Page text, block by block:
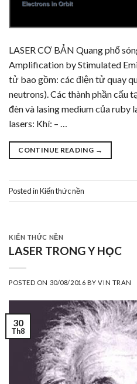
LASER CƠ BẢN Quang phổ
Amplification by Stimulated
tử bao gồm: các điện tử quay
neutrons). Các thành phần cấu
đèn và lasing medium của ruby
lasers: Khí: – …
CONTINUE READING →
Posted inKiến thức nền
KIẾN THỨC NỀN
LASER TRONG Y HỌC
POSTED ON 30/08/2016 BYVIN TRAN
30
Th8